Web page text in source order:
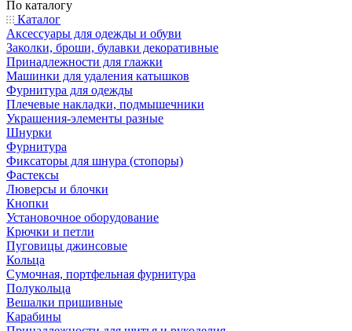
По каталогу
Каталог
Аксессуары для одежды и обуви
Заколки, броши, булавки декоративные
Принадлежности для глажки
Машинки для удаления катышков
Фурнитура для одежды
Плечевые накладки, подмышечники
Украшения-элементы разные
Шнурки
Фурнитура
Фиксаторы для шнура (стопоры)
Фастексы
Люверсы и блочки
Кнопки
Установочное оборудование
Крючки и петли
Пуговицы джинсовые
Кольца
Сумочная, портфельная фурнитура
Полукольца
Вешалки пришивные
Карабины